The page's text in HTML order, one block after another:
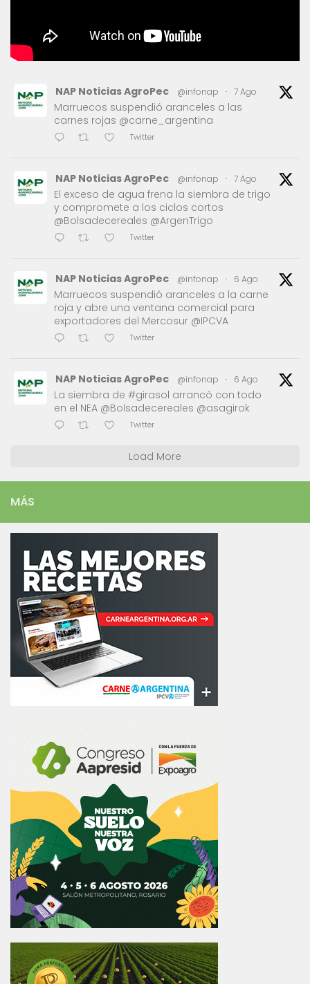
NAP Noticias AgroPec @infonap · 7 Ago
Marruecos suspendió aranceles a las
carnes rojas @carne_argentina
Twitter
NAP Noticias AgroPec @infonap · 7 Ago
El exceso de agua frena la siembra de trigo
y compromete a los ciclos cortos
@Bolsadecereales @ArgenTrigo
Twitter
NAP Noticias AgroPec @infonap · 6 Ago
Marruecos suspendió aranceles a la carne
roja y abre una ventana comercial para
exportadores del Mercosur @IPCVA
Twitter
NAP Noticias AgroPec @infonap · 6 Ago
La siembra de #girasol arrancó con todo
en el NEA @Bolsadecereales @asagirok
Twitter
Load More
MÁS